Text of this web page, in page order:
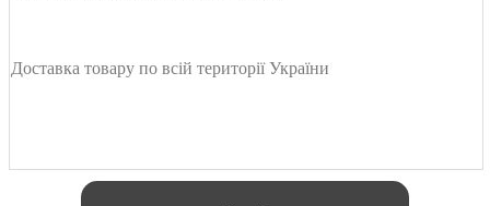
Доставка товару по всій території України